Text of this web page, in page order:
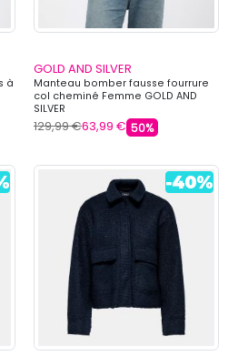
à
GOLD AND SILVER
Manteau bomber fausse fourrure
col cheminé Femme GOLD AND
SILVER
129,99 €63,99 € 50%